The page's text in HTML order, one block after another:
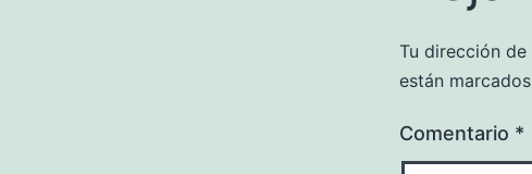
Tu dirección
están
Comentario *